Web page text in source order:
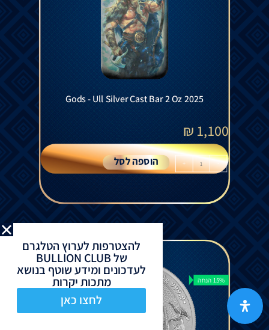
Gods - Ull Silver Cast Bar 2 Oz 2025
1,100
₪
-
+ הוספה לסל
15% הנחה
להצטרפות לערוץ הטלגרם
של BULLION CLUB
לעדכונים ומידע שוטף בנושא
מתכות יקרות
לחצו כאן